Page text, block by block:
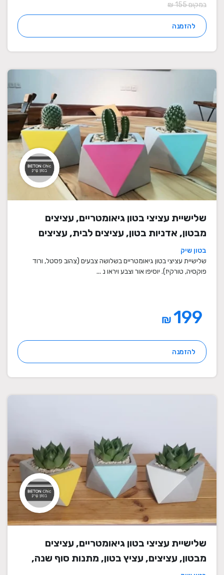
במקום 155 ₪
להזמנה
שלישיית עציצי בטון גיאומטריים, עציצים
מבטון, אדניות בטון, עציצים לבית, עציצים
מיוחדים, עציצים מעוצבים, עציצי מתנה,
מתנות לחגים
בטון שיק
שלישיית עציצי בטון גיאומטריים בשלושה צבעים (צהוב פסטל, ורוד
פוקסיה, טורקיז). יוסיפו אור וצבע ויראו נ ...
₪
להזמנה
שלישיית עציצי בטון גיאומטריים, עציצים
מבטון, עציצים, עציץ בטון, מתנות סוף שנה,